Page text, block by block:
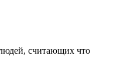
считающих что